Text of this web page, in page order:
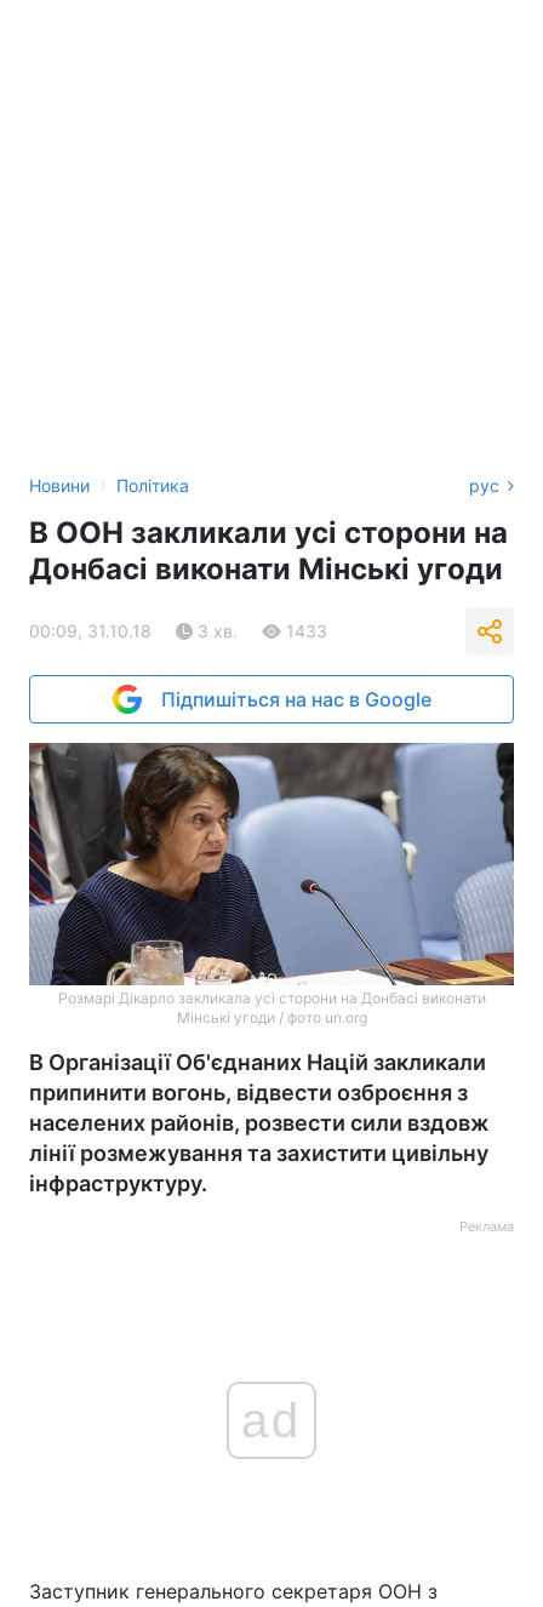
Новини › Політика рус
В ООН закликали усі сторони на
Донбасі виконати Мінські угоди
00:09, 31.10.18 3 хв. 1433
Підпишіться на нас в Google
Розмарі Дікарло закликала усі сторони на Донбасі виконати
Мінські угоди / фото un.org
В Організації Об'єднаних Націй закликали
припинити вогонь, відвести озброєння з
населених районів, розвести сили вздовж
лінії розмежування та захистити цивільну
інфраструктуру.
Реклама
ad
Заступник генерального секретаря ООН з